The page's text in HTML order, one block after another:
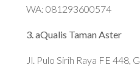
WA: 081293600574
3. aQualis Taman Aster
Jl. Pulo Sirih Raya FE 448,